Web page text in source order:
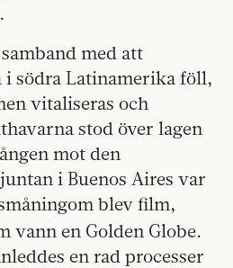
med att
södra Latinamerika föll,
vitaliseras och
stod över lagen
mot den
i Buenos Aires var
blev film,
vann en Golden Globe.
en rad processer